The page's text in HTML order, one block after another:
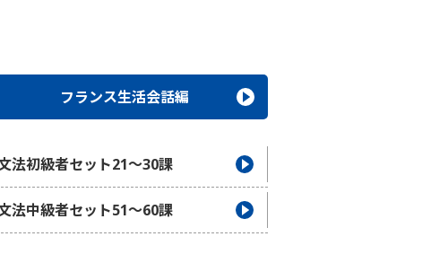
フランス生活会話編
法初級者セット21〜30課
法中級者セット51〜60課